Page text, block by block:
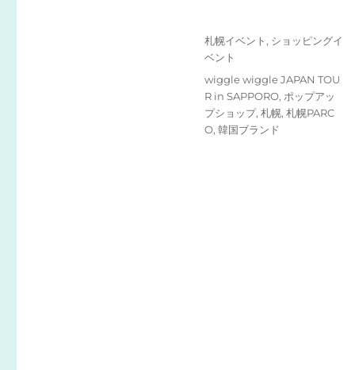
投
稿
カ
テ
リ
ー
札幌イベント, ショッピングイ
ベント
タ
グ
wiggle wiggle JAPAN TOU
R in SAPPORO, ポップアッ
プショップ, 札幌, 札幌PARC
O, 韓国ブランド